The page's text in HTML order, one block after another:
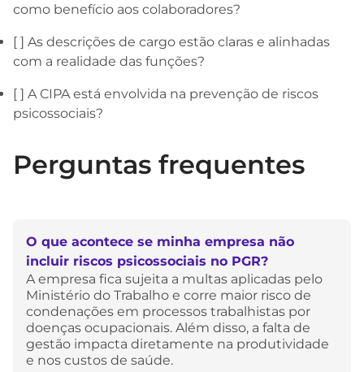
como benefício aos colaboradores?
[ ] As descrições de cargo estão claras e alinhadas
com a realidade das funções?
[ ] A CIPA está envolvida na prevenção de riscos
psicossociais?
Perguntas frequentes
O que acontece se minha empresa não
incluir riscos psicossociais no PGR?
A empresa fica sujeita a multas aplicadas pelo
Ministério do Trabalho e corre maior risco de
condenações em processos trabalhistas por
doenças ocupacionais. Além disso, a falta de
gestão impacta diretamente na produtividade
e nos custos de saúde.